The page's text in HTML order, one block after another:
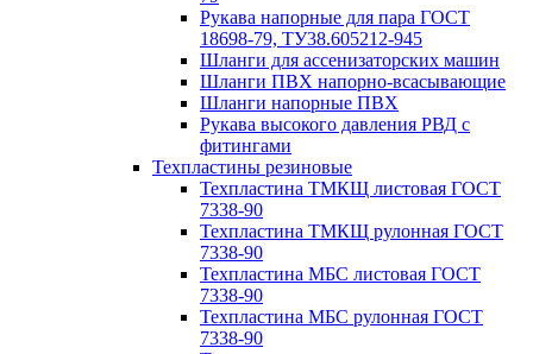
Рукава напорные для пара ГОСТ
18698-79, ТУ38.605212-945
Шланги для ассенизаторских машин
Шланги ПВХ напорно-всасывающие
Шланги напорные ПВХ
Рукава высокого давления РВД с
фитингами
Техпластины резиновые
Техпластина ТМКЩ листовая ГОСТ
7338-90
Техпластина ТМКЩ рулонная ГОСТ
7338-90
Техпластина МБС листовая ГОСТ
7338-90
Техпластина МБС рулонная ГОСТ
7338-90